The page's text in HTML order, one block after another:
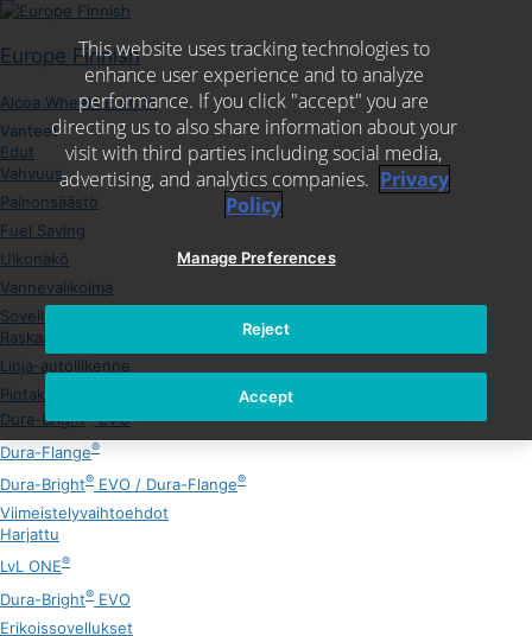
Skip
content
Europe Finnish
Alcoa Wheels Europe
Vanteet
Edut
Vahvuus
Painonsäästö
Fuel Saving
Ulkonäkö
Vannevalikoima
Sovellukset
Raskaat kuorma-autot ja perävaunut
Linja-autoliikenne
Pintakäsittelyt
Dura-Bright EVO
Dura-Flange®
Dura-Bright® EVO / Dura-Flange®
Viimeistelyvaihtoehdot
Harjattu
LvL ONE®
Dura-Bright® EVO
Erikoissovellukset
This website uses tracking technologies to
enhance user experience and to analyze
performance. If you click "accept" you are
directing us to also share information about your
visit with third parties including social media,
advertising, and analytics companies. Privacy
Policy
Manage Preferences
Reject
Accept